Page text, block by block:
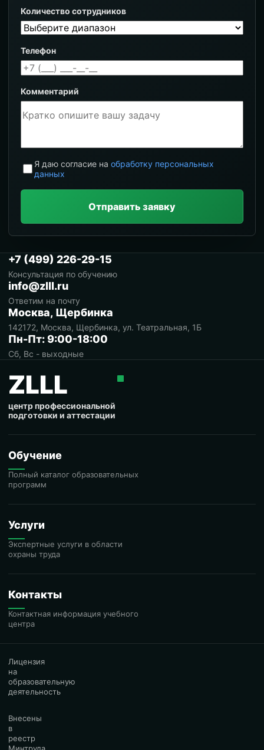
Количество сотрудников
Телефон
Комментарий
Я даю согласие на обработку персональных
данных
Отправить заявку
+7 (499) 226-29-15
Консультация по обучению
info@zlll.ru
Ответим на почту
Москва, Щербинка
142172, Москва, Щербинка, ул. Театральная, 1Б
Пн-Пт: 9:00-18:00
Сб, Вс - выходные
ZLLL
центр профессиональной
подготовки и аттестации
Обучение
Полный каталог образовательных
программ
Услуги
Экспертные услуги в области
охраны труда
Контакты
Контактная информация учебного
центра
Лицензия
на
образовательную
деятельность
Внесены
в
реестр